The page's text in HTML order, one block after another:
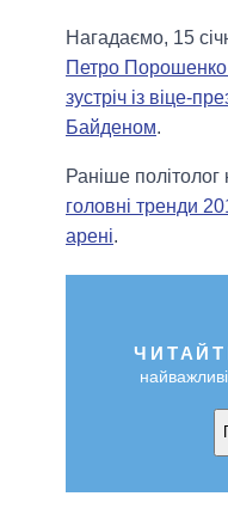
Нагадаємо, 15
Петро
зустріч із віце-
Байденом.
Раніше
головні тренди
арені.